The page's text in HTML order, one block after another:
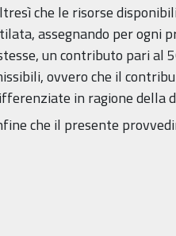
che le risorse
assegnando per ogni
un contributo pari al
ovvero che il
in ragione della
che il presente